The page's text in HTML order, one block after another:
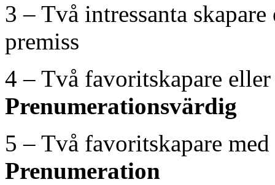
3 – Två intressanta
premiss
4 – Två favoritskapare
Prenumerationsvärdig
5 – Två favoritskapare
Prenumeration